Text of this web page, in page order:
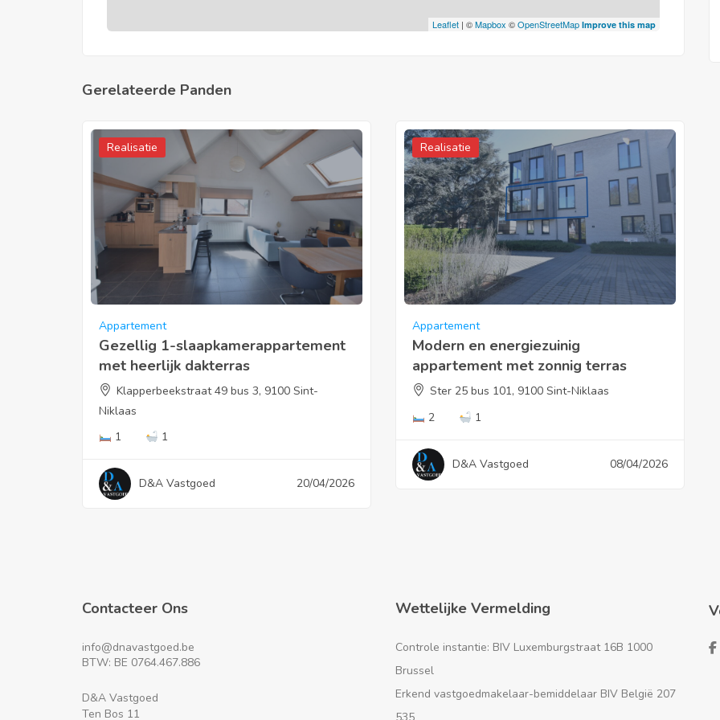
Leaflet | ©Mapbox ©OpenStreetMap Improve this map
Gerelateerde Panden
Realisatie
Appartement
Gezellig 1-slaapkamerappartement
met heerlijk dakterras
Klapperbeekstraat 49 bus 3, 9100 Sint-
Niklaas
1
1
D&A Vastgoed 20/04/2026
Realisatie
Appartement
Modern en energiezuinig
appartement met zonnig terras
Ster 25 bus 101, 9100 Sint-Niklaas
2
1
D&A Vastgoed 08/04/2026
Contacteer Ons
info@dnavastgoed.be
BTW: BE 0764.467.886
D&A Vastgoed
Ten Bos 11
Wettelijke Vermelding
Controle instantie: BIV Luxemburgstraat 16B 1000
Brussel
Erkend vastgoedmakelaar-bemiddelaar BIV België 207